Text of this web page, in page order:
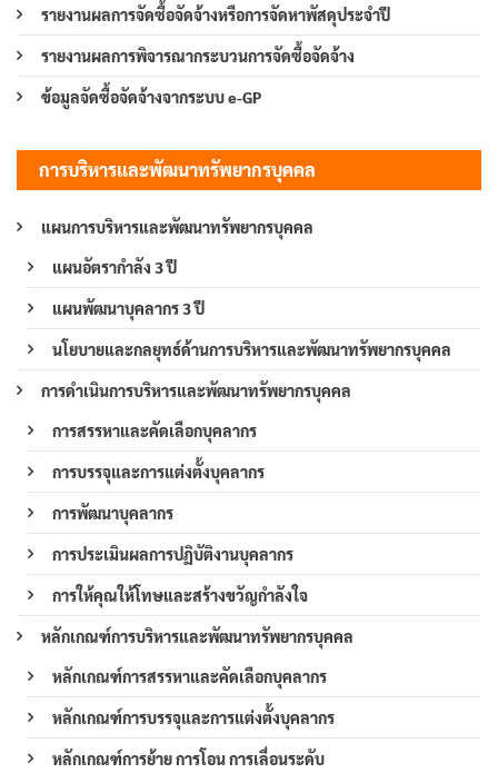
รายงานผลการจัดซื้อจัดจ้างหรือการจัดหาพัสดุประจำปี
รายงานผลการพิจารณากระบวนการจัดซื้อจัดจ้าง
ข้อมูลจัดซื้อจัดจ้างจากระบบ e-GP
การบริหารและพัฒนาทรัพยากรบุคคล
แผนการบริหารและพัฒนาทรัพยากรบุคคล
แผนอัตรากำลัง 3 ปี
แผนพัฒนาบุคลากร 3 ปี
นโยบายและกลยุทธ์ด้านการบริหารและพัฒนาทรัพยากรบุคคล
การดำเนินการบริหารและพัฒนาทรัพยากรบุคคล
การสรรหาและคัดเลือกบุคลากร
การบรรจุและการแต่งตั้งบุคลากร
การพัฒนาบุคลากร
การประเมินผลการปฏิบัติงานบุคลากร
การให้คุณให้โทษและสร้างขวัญกำลังใจ
หลักเกณฑ์การบริหารและพัฒนาทรัพยากรบุคคล
หลักเกณฑ์การสรรหาและคัดเลือกบุคลากร
หลักเกณฑ์การบรรจุและการแต่งตั้งบุคลากร
หลักเกณฑ์การย้าย การโอน การเลื่อนระดับ